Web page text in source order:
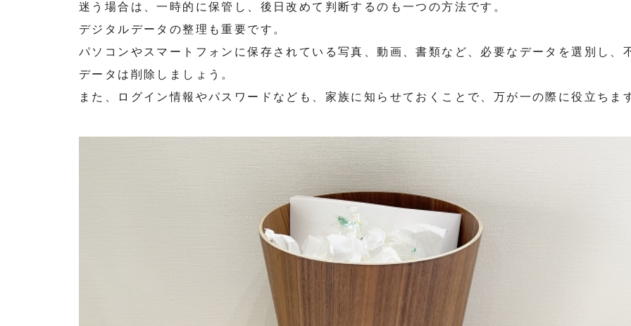
迷う場合は、一時的に保管し、後日改めて判断するのも一つの方法です。
デジタルデータの整理も重要です。
パソコンやスマートフォンに保存されている写真、動画、書類など、必要なデータを選別し、
データは削除しましょう。
また、ログイン情報やパスワードなども、家族に知らせておくことで、万が一の際に役立ちま